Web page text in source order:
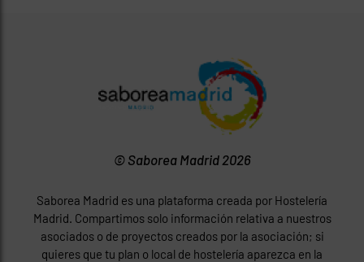
© Saborea Madrid 2026
Saborea Madrid es una plataforma creada por Hostelería
Madrid. Compartimos solo información relativa a nuestros
asociados o de proyectos creados por la asociación; si
quieres que tu plan o local de hostelería aparezca en la